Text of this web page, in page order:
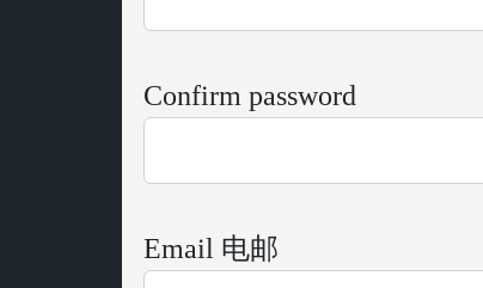
Confirm password
Email 电邮